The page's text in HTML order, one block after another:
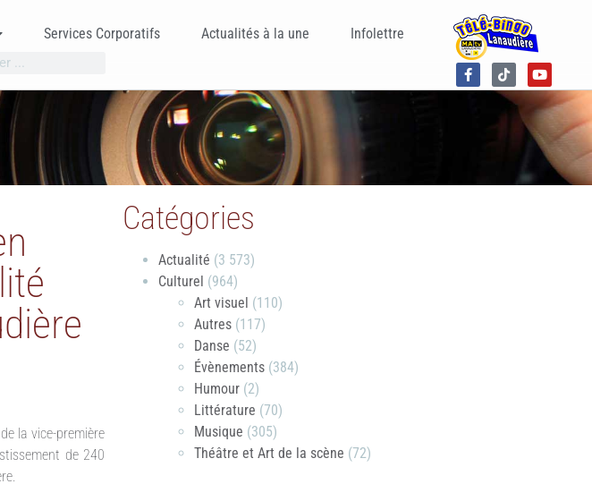
Services Corporatifs Actualités à la une Infolettre
la vice-première
de 240
Catégories
Actualité (3 573)
Culturel (964)
Art visuel (110)
Autres (117)
Danse (52)
Évènements (384)
Humour (2)
Littérature (70)
Musique (305)
Théâtre et Art de la scène (72)